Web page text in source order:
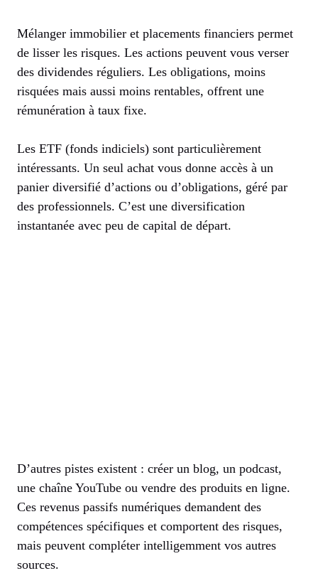
Mélanger immobilier et placements financiers permet
de lisser les risques. Les actions peuvent vous verser
des dividendes réguliers. Les obligations, moins
risquées mais aussi moins rentables, offrent une
rémunération à taux fixe.
Les ETF (fonds indiciels) sont particulièrement
intéressants. Un seul achat vous donne accès à un
panier diversifié d’actions ou d’obligations, géré par
des professionnels. C’est une diversification
instantanée avec peu de capital de départ.
D’autres pistes existent : créer un blog, un podcast,
une chaîne YouTube ou vendre des produits en ligne.
Ces revenus passifs numériques demandent des
compétences spécifiques et comportent des risques,
mais peuvent compléter intelligemment vos autres
sources.